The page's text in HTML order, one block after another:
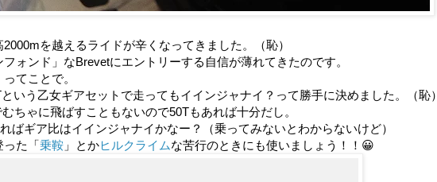
を越えるライドが辛くなってきました。（恥）
ォンド」なBrevetにエントリーする自信が薄れてきたのです。
てことで。
いう乙女ギアセットで走ってもイインジャナイ？って勝手に決めました。（恥）
ちゃに飛ばすこともないので50Tもあれば十分だし。
ばギア比はイインジャナイかなー？（乗ってみないとわからないけど）
った「乗鞍 」とかヒルクライムな苦行のときにも使いましょう！！😀